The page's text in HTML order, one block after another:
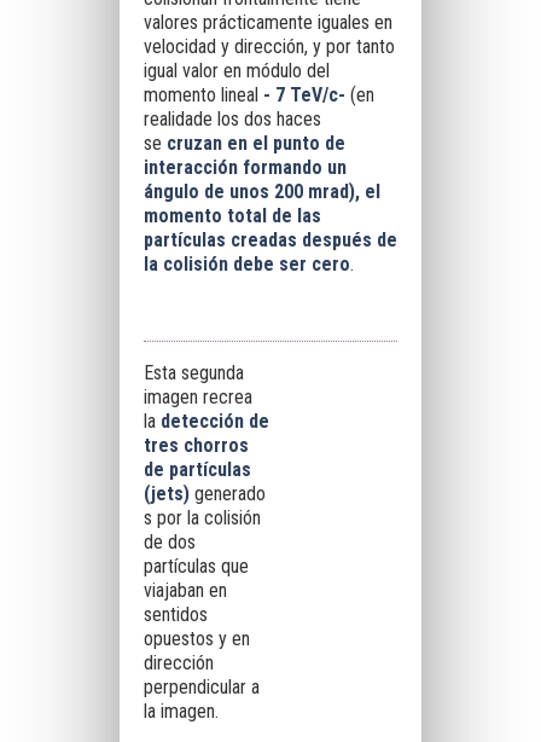
valores prácticamente iguales en
velocidad y dirección, y por tanto
igual valor en módulo del
momento lineal - 7 TeV/c- (en
realidade los dos haces
se cruzan en el punto de
interacción formando un
ángulo de unos 200 mrad), el
momento total de las
partículas creadas después de
la colisión debe ser cero.
Esta segunda
imagen recrea
la detección de
tres chorros
de partículas
(jets)generado
s por la colisión
de dos
partículas que
viajaban en
sentidos
opuestos y en
dirección
perpendicular a
la imagen.